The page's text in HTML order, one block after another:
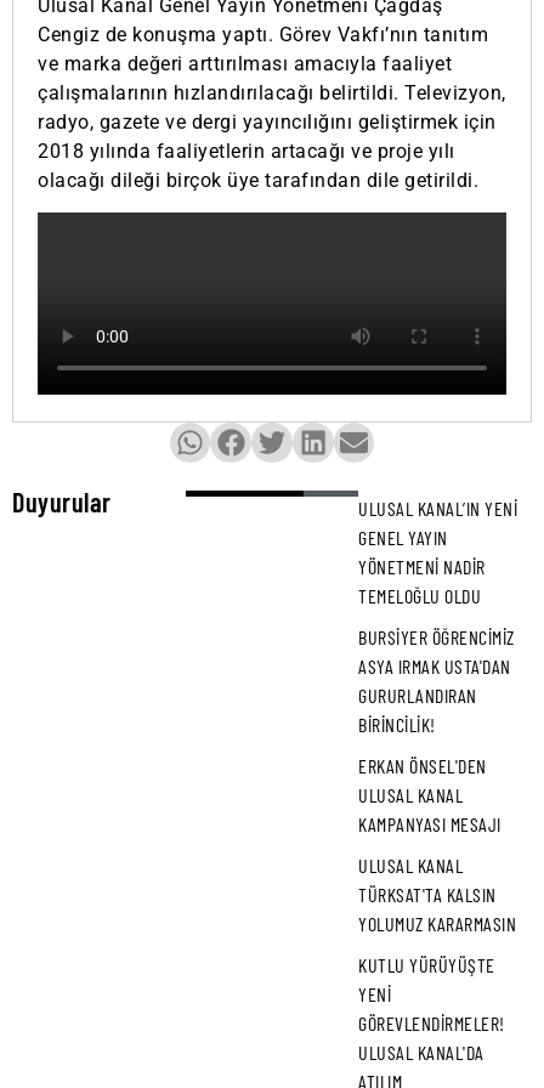
Ulusal Kanal Genel Yayın Yönetmeni Çağdaş
Cengiz de konuşma yaptı. Görev Vakfı’nın tanıtım
ve marka değeri arttırılması amacıyla faaliyet
çalışmalarının hızlandırılacağı belirtildi. Televizyon,
radyo, gazete ve dergi yayıncılığını geliştirmek için
2018 yılında faaliyetlerin artacağı ve proje yılı
olacağı dileği birçok üye tarafından dile getirildi.
Duyurular
ULUSAL KANAL’IN YENI
GENEL YAYIN
YÖNETMENI NADIR
TEMELOĞLU OLDU
BURSİYER ÖĞRENCİMİZ
ASYA IRMAK USTA'DAN
GURURLANDIRAN
BİRİNCİLİK!
ERKAN ÖNSEL'DEN
ULUSAL KANAL
KAMPANYASI MESAJI
ULUSAL KANAL
TÜRKSAT'TA KALSIN
YOLUMUZ KARARMASIN
KUTLU YÜRÜYÜŞTE
YENI
GÖREVLENDIRMELER!
ULUSAL KANAL'DA
ATILIM